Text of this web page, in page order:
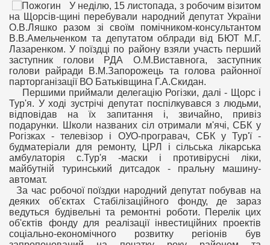
У неділю, 15 листопада, з робочим візитом
на Щорсів-щині перебували народний депутат України
О.В.Ляшко разом зі своїм помічником-консультантом
В.В.Амельченком та депутатом облради від БЮТ М.Г.
Лазаренком. У поїздці по району взяли участь перший
заступник голови РДА О.М.Виставнога, заступник
голови райради В.М.Запорожець та голова районної
парторганізації ВО Батьківщина Г.А.Скидан.
Першими приймали делегацію Рогізки, далі - Щорс і
Тур'я. У ході зустрічі депутат поспілкувався з людьми,
відповідав на їх запитання і, звичайно, привіз
подарунки. Школи названих сіл отримали м'ячі, СБК у
Рогізках - телевізор і ОУО-програвач, СБК у Тур'ї -
будматеріали для ремонту, ЦРЛ і сільська лікарська
амбулаторія с.Тур'я -маски і противірусні ліки,
майбутній туринський дитсадок - пральну машину-
автомат.
За час робочої поїздки народний депутат побував на
деяких об'єктах Стабілізаційного фонду, де зараз
ведуться будівельні та ремонтні роботи. Перелік цих
об'єктів фонду для реалізації інвестиційних проектів
соціально-економічного розвитку регіонів був